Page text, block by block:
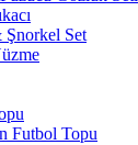
Şnorkel Set
Futbol Topu